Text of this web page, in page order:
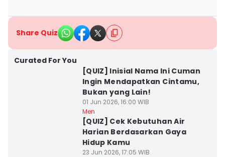
Share Quiz
Curated For You
[QUIZ] Inisial Nama Ini Cuman
Ingin Mendapatkan Cintamu,
Bukan yang Lain!
01 Jun 2026, 16:00 WIB
Men
[QUIZ] Cek Kebutuhan Air
Harian Berdasarkan Gaya
Hidup Kamu
23 Jun 2026, 17:05 WIB